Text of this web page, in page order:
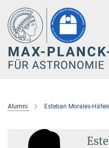
Hauptinhalt
Alumni Esteban Morales-